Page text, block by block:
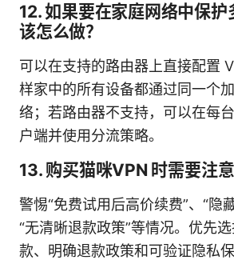
12. 如果要在家庭网络中保护
该怎么做？
可以在支持的路由器上直接配置
样家中的所有设备都通过同一个
络；若路由器不支持，可以在每
户端并使用分流策略。
13. 购买猫咪VPN 时需要注意
警惕“免费试用后高价续费”、“隐
“无清晰退款政策”等情况。优先
款、明确退款政策和可验证隐私